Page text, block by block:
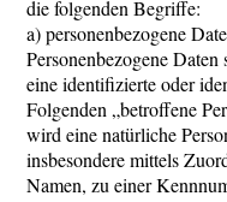
die folgenden Begriffe:
a) personenbezogene
Personenbezogene
eine identifizierte oder
Folgenden „betroffene
wird eine natürliche
insbesondere mittels
Namen, zu einer